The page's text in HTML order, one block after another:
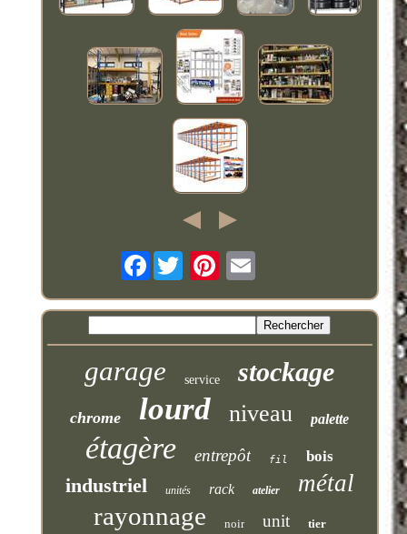
Facebook
garage service stockage
chrome lourd niveau palette
étagère entrepôt fil bois
industriel unités rack atelier métal
rayonnage noir unit tier